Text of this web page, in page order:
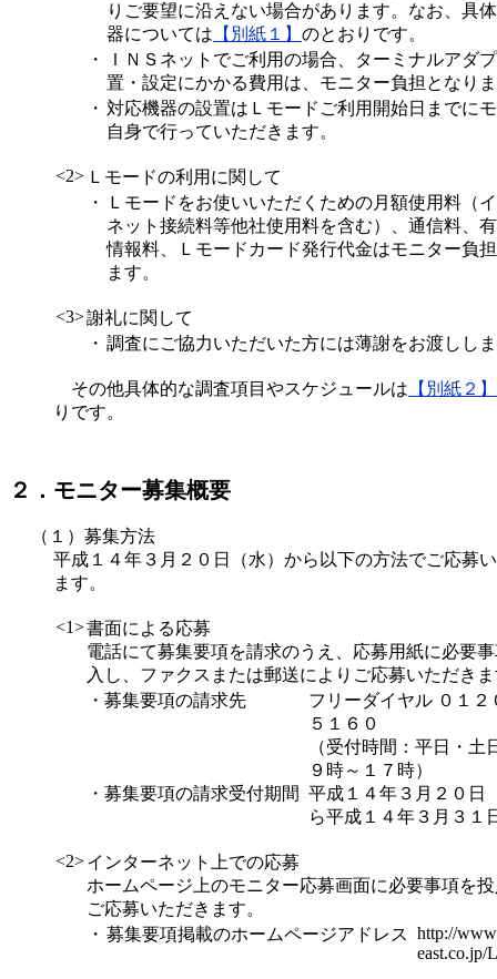
りご要望に沿えない場合があります。なお、具
器については 【別紙１】 のとおりです。
・
ＩＮＳネットでご利用の場合、ターミナルアダ
置・設定にかかる費用は、モニター負担となり
・ 対応機器の設置はＬモードご利用開始日までに
自身で行っていただきます。
<2> Ｌモードの利用に関して
・
Ｌモードをお使いいただくための月額使用料（
ネット接続料等他社使用料を含む）、通信料、
情報料、Ｌモードカード発行代金はモニター負
ます。
<3>謝礼に関して
・ 調査にご協力いただいた方には薄謝をお渡しし
その他具体的な調査項目やスケジュールは 【別紙２】
りです。
２．モニター募集概要
（１）募集方法
平成１４年３月２０日（水）から以下の方法でご応募
ます。
<1>書面による応募
電話にて募集要項を請求のうえ、応募用紙に必要
入し、ファクスまたは郵送によりご応募いただき
・募集要項の請求先
フリーダイヤル ０１２
５１６０
（受付時間：平日・土
９時～１７時）
・募集要項の請求受付期間 平成１４年３月２０日
ら平成１４年３月３１
<2>インターネット上での応募
ホームページ上のモニター応募画面に必要事項を
ご応募いただきます。
・ 募集要項掲載のホームページアドレス http://
east.co.jp/